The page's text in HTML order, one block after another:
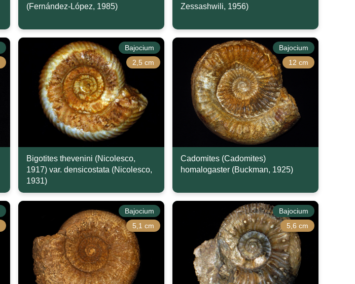
(Fernández-López, 1985)
Zessashwili, 1956)
Bajocium
2,5 cm
Bigotites thevenini (Nicolesco,
1917) var. densicostata (Nicolesco,
1931)
Bajocium
12 cm
Cadomites (Cadomites)
homalogaster (Buckman, 1925)
Bajocium
5,1 cm
Bajocium
5,6 cm